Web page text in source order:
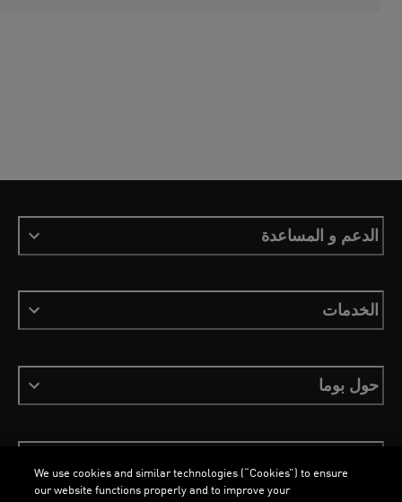
الدعم و المساعدة
الخدمات
حول بوما
We use cookies and similar technologies (“Cookies”) to ensure
our website functions properly and to improve your